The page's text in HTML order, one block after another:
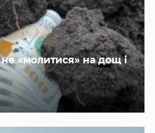
«молитися» на дощ і